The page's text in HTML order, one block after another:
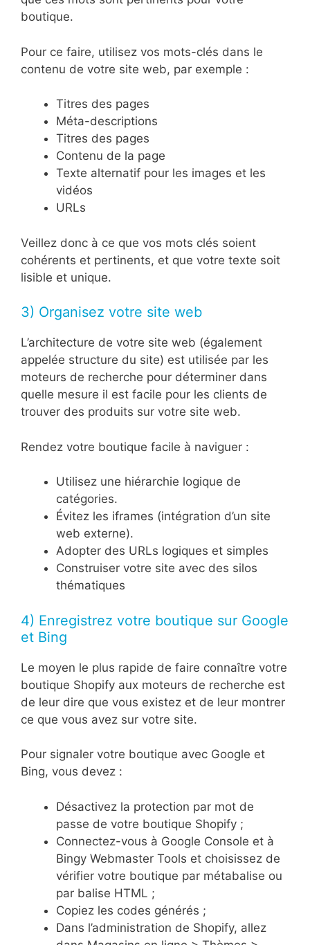
boutique.
Pour ce faire, utilisez vos mots-clés dans le
contenu de votre site web, par exemple :
Titres des pages
Méta-descriptions
Titres des pages
Contenu de la page
Texte alternatif pour les images et les
vidéos
URLs
Veillez donc à ce que vos mots clés soient
cohérents et pertinents, et que votre texte soit
lisible et unique.
3) Organisez votre site web
L’architecture de votre site web (également
appelée structure du site) est utilisée par les
moteurs de recherche pour déterminer dans
quelle mesure il est facile pour les clients de
trouver des produits sur votre site web.
Rendez votre boutique facile à naviguer :
Utilisez une hiérarchie logique de
catégories.
Évitez les iframes (intégration d’un site
web externe).
Adopter des URLs logiques et simples
Construiser votre site avec des silos
thématiques
4) Enregistrez votre boutique sur Google
et Bing
Le moyen le plus rapide de faire connaître votre
boutique Shopify aux moteurs de recherche est
de leur dire que vous existez et de leur montrer
ce que vous avez sur votre site.
Pour signaler votre boutique avec Google et
Bing, vous devez :
Désactivez la protection par mot de
passe de votre boutique Shopify ;
Connectez-vous à Google Console et à
Bingy Webmaster Tools et choisissez de
vérifier votre boutique par métabalise ou
par balise HTML ;
Copiez les codes générés ;
Dans l’administration de Shopify, allez